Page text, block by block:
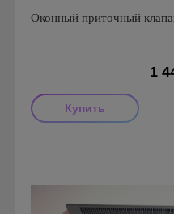
Оконный приточный
1